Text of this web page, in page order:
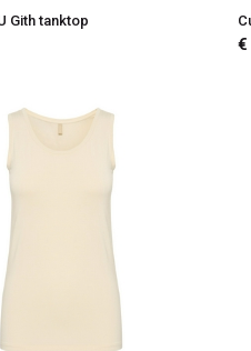
Gith tanktop
€